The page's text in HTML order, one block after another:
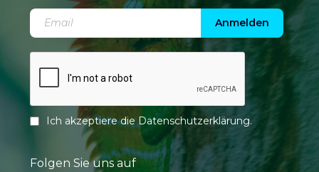
Anmelden
Ich akzeptiere dieDatenschutzerklärung.
Folgen Sie uns auf